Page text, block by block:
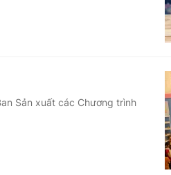
Sản xuất các Chương trình